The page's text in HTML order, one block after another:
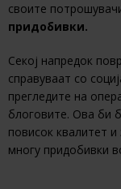
своите
придобивки.
Секој напредок
справуваат со
прегледите на
блоговите. Ова би
повисок квалитет
многу придобивки